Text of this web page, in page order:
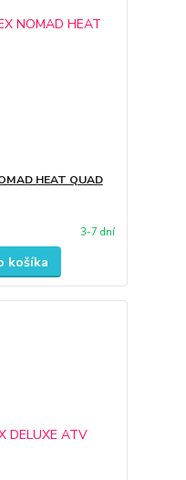
HEAT QUAD
3-7 dní
košíka